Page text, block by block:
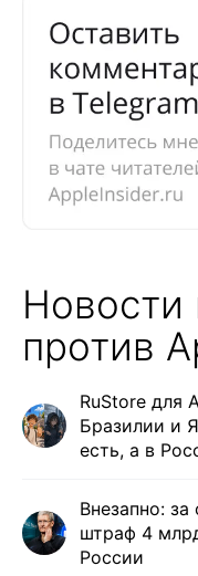
Новости
против
RuStore для
Бразилии и
есть, а в
Внезапно: за
штраф 4
России